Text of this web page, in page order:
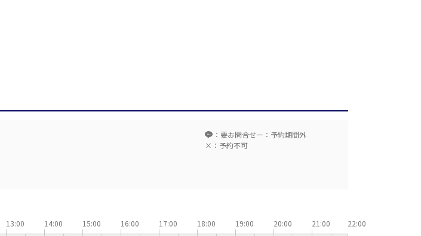
：要お問合せー：予約期間外
×：予約不可
13:00 14:00 15:00 16:00 17:00 18:00 19:00 20:00 21:00
会議室